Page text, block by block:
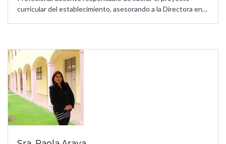
curricular del establecimiento, asesorando a la Directora en…